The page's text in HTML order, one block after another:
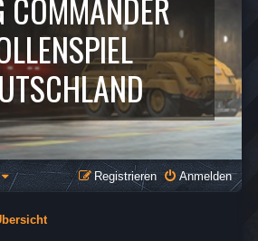
v
g
a
t
i
o
n
Anmelden
Registrieren